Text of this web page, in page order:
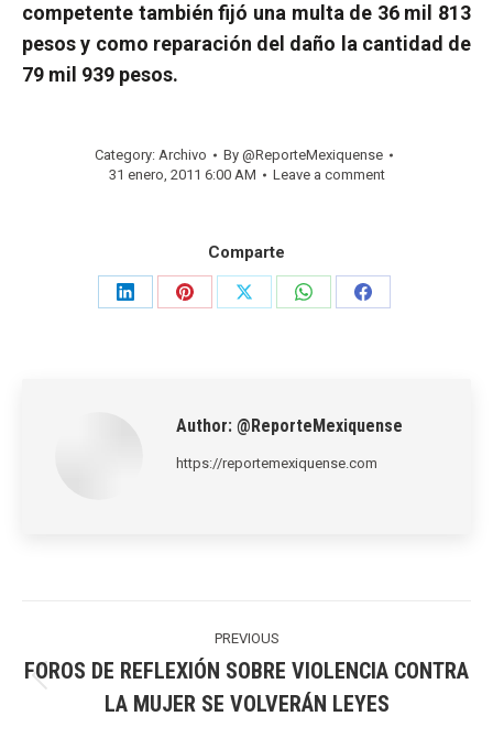
competente también fijó una multa de 36 mil 813
pesos y como reparación del daño la cantidad de
79 mil 939 pesos.
Category: Archivo By @ReporteMexiquense
31 enero, 2011 6:00 AM
Leave a comment
Comparte
Share
Share
Share
Share
Share
Author: @ReporteMexiquense
https://reportemexiquense.com
PREVIOUS
Previous
post:
FOROS DE REFLEXIÓN SOBRE VIOLENCIA CONTRA
LA MUJER SE VOLVERÁN LEYES